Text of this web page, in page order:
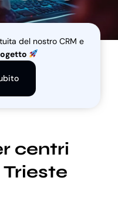
del nostro CRM e
centri